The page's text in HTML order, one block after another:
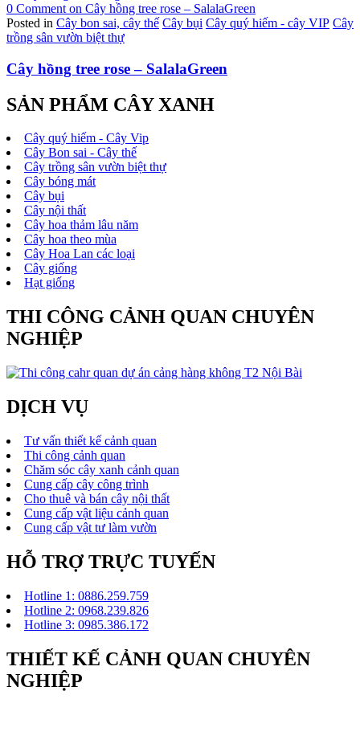
0 Comment on Cây hồng tree rose – SalalaGreen
Posted in Cây bon sai, cây thế Cây bụi Cây quý hiếm - cây VIP Cây
trồng sân vườn biệt thự
Cây hồng tree rose – SalalaGreen
SẢN PHẨM CÂY XANH
Cây quý hiếm - Cây Vip
Cây Bon sai - Cây thế
Cây trồng sân vườn biệt thự
Cây bóng mát
Cây bụi
Cây nội thất
Cây hoa thảm lâu năm
Cây hoa theo mùa
Cây Hoa Lan các loại
Cây giống
Hạt giống
THI CÔNG CẢNH QUAN CHUYÊN
NGHIỆP
DỊCH VỤ
Tư vấn thiết kế cảnh quan
Thi công cảnh quan
Chăm sóc cây xanh cảnh quan
Cung cấp cây công trình
Cho thuê và bán cây nội thất
Cung cấp vật liệu cảnh quan
Cung cấp vật tư làm vườn
HỖ TRỢ TRỰC TUYẾN
Hotline 1: 0886.259.759
Hotline 2: 0968.239.826
Hotline 3: 0985.386.172
THIẾT KẾ CẢNH QUAN CHUYÊN
NGHIỆP